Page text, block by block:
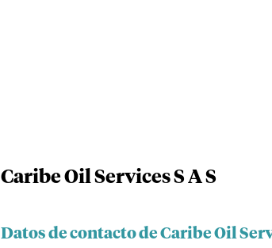
Caribe Oil Services S A S
Datos de contacto de Caribe Oil